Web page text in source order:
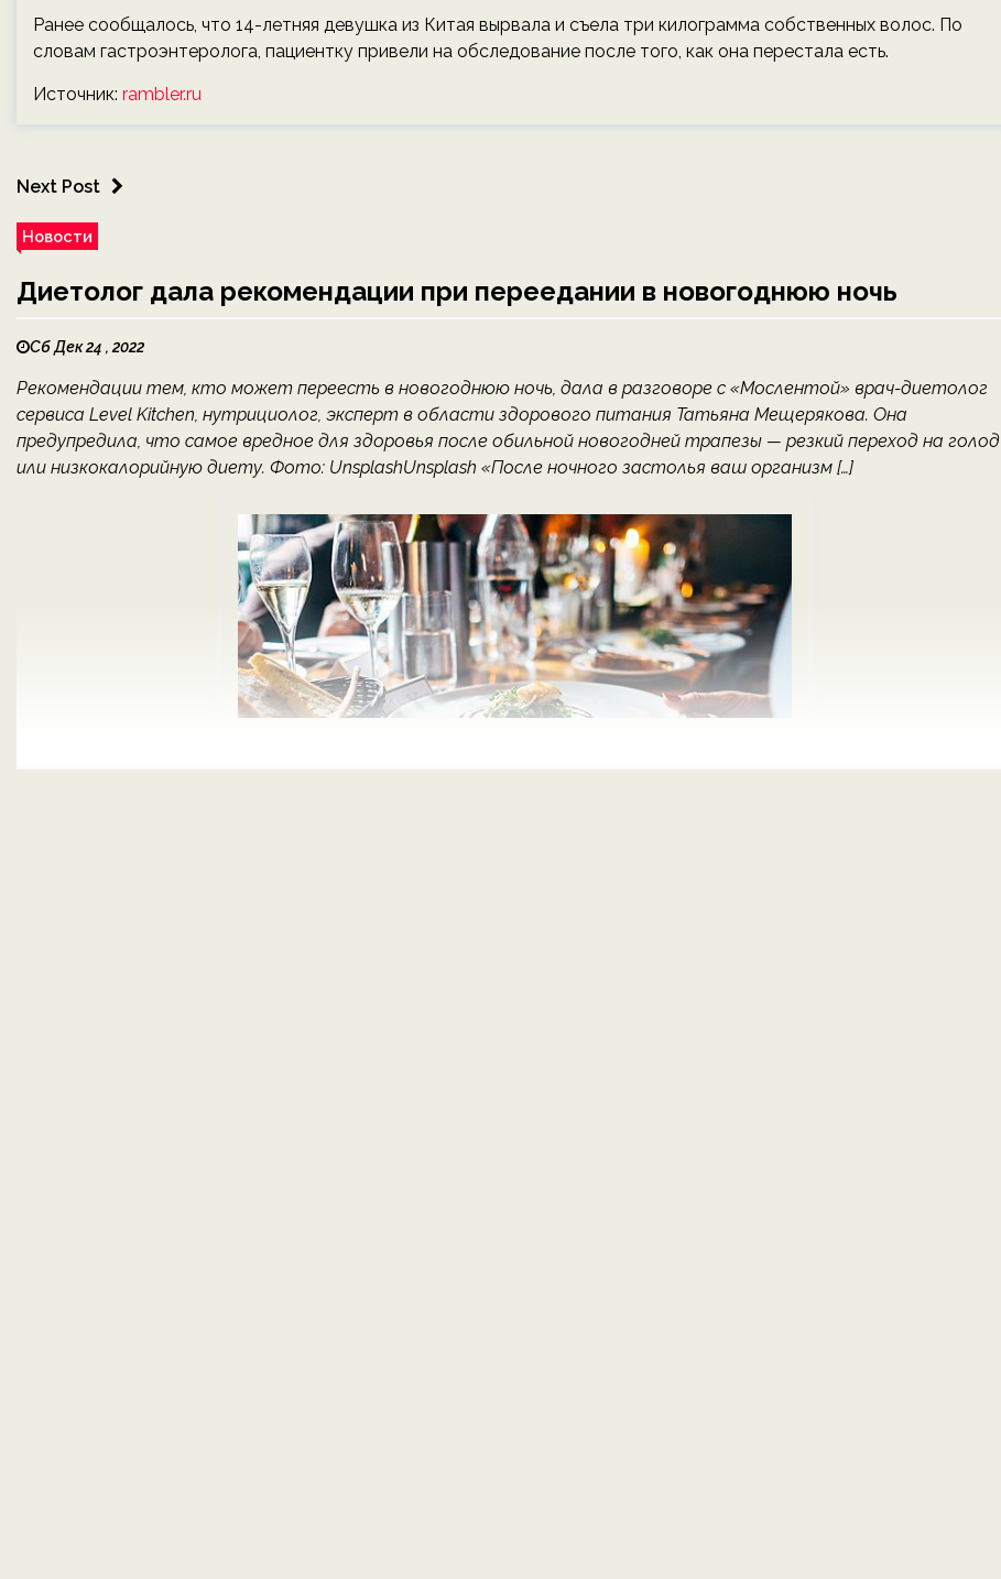
Ранее сообщалось, что 14-летняя девушка из Китая вырвала и съела три килограмма собственных волос. По
словам гастроэнтеролога, пациентку привели на обследование после того, как она перестала есть.
Источник: rambler.ru
Next Post
Новости
Диетолог дала рекомендации при переедании в новогоднюю ночь
Сб Дек 24 , 2022
Рекомендации тем, кто может переесть в новогоднюю ночь, дала в разговоре с «Мослентой» врач-диетолог
сервиса Level Kitchen, нутрициолог, эксперт в области здорового питания Татьяна Мещерякова. Она
предупредила, что самое вредное для здоровья после обильной новогодней трапезы — резкий переход на голод
или низкокалорийную диету. Фото: UnsplashUnsplash «После ночного застолья ваш организм […]